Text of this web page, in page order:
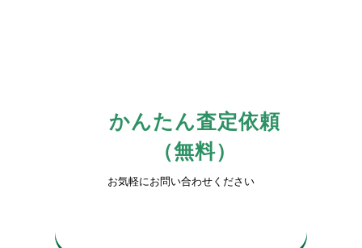
かんたん査定依頼
（無料）
お気軽にお問い合わせください